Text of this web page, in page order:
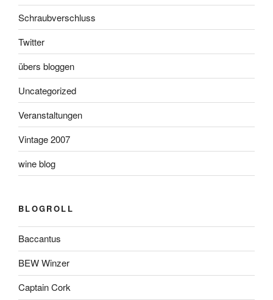
Schraubverschluss
Twitter
übers bloggen
Uncategorized
Veranstaltungen
Vintage 2007
wine blog
BLOGROLL
Baccantus
BEW Winzer
Captain Cork